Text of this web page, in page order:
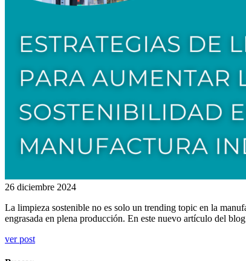
26 diciembre 2024
La limpieza sostenible no es solo un trending topic en la
engrasada en plena producción. En este nuevo artículo del
ver post